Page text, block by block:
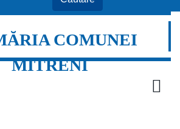
COMUNEI
MITRENI